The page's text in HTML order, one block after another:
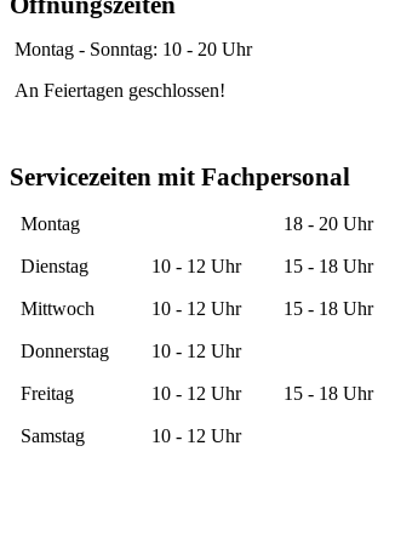
Montag - Sonntag: 10 - 20 Uhr
An Feiertagen geschlossen!
Servicezeiten mit Fachpersonal
Montag 18 - 20 Uhr
Dienstag 10 - 12 Uhr 15 - 18 Uhr
Mittwoch 10 - 12 Uhr 15 - 18 Uhr
Donnerstag 10 - 12 Uhr
Freitag 10 - 12 Uhr 15 - 18 Uhr
Samstag 10 - 12 Uhr